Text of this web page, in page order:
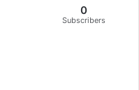
0
Subscribers